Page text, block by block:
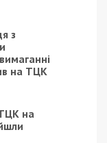
з
на ТЦК
на